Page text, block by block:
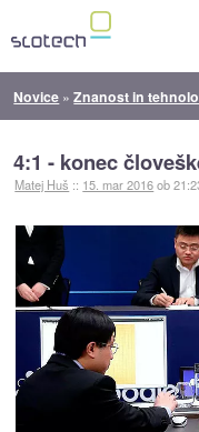
Novice »Znanost in
4:1 - konec
Matej Huš :: 15. mar 2016ob